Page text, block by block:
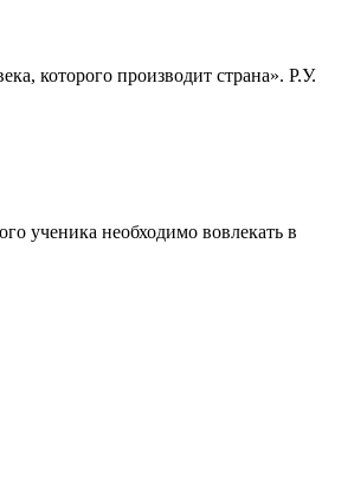
которого производит страна». Р.У.
ученика необходимо вовлекать в